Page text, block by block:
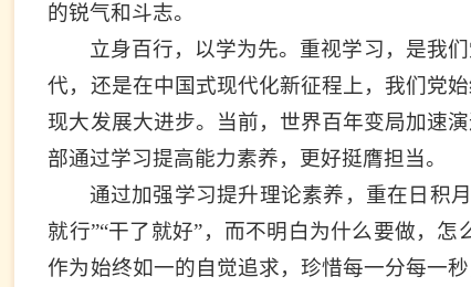
的锐气和斗志。
立身百行，以学为先。重视学习，是我
代，还是在中国式现代化新征程上，我们党
现大发展大进步。当前，世界百年变局加速
部通过学习提高能力素养，更好挺膺担当。
通过加强学习提升理论素养，重在日积
就行”“干了就好”，而不明白为什么要做，
作为始终如一的自觉追求，珍惜每一分每一